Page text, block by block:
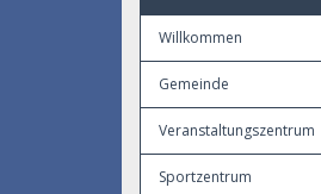
Willkommen
Gemeinde
Veranstaltungszentrum
Sportzentrum